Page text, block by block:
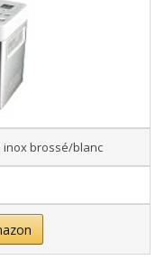
inox brossé/blanc